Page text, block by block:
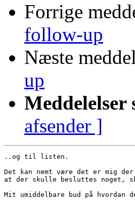
Forrige
follow-up
Næste
up
Meddelelser
afsender ]
..og til listen.
Det kan nemt være det er mig
at der skulle besluttes noget,
Mit umiddelbare bud på